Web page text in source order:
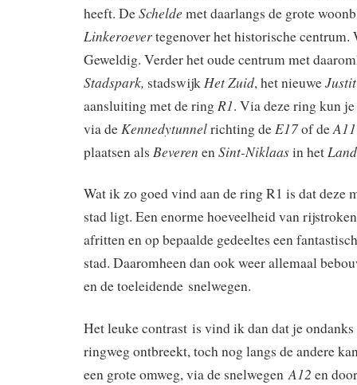
heeft. DeSchelde met daarlangs de grote
Linkeroevertegenover het historische centrum.
Geweldig. Verder het oude centrum met
Stadspark, stadswijk Het Zuid, het nieuwe
aansluiting met de ring R1. Via deze ring kun
via de Kennedytunnelrichting de E17of deA11
plaatsen als Beveren enSint-Niklaasin het
Wat ik zo goed vind aan de ring R1 is dat deze
stad ligt. Een enorme hoeveelheid van
afritten en op bepaalde gedeeltes een
stad. Daaromheen dan ook weer allemaal
en de toeleidende snelwegen.
Het leuke contrast is vind ik dan dat je
ringweg ontbreekt, toch nog langs de andere
een grote omweg, via de snelwegenA12 en